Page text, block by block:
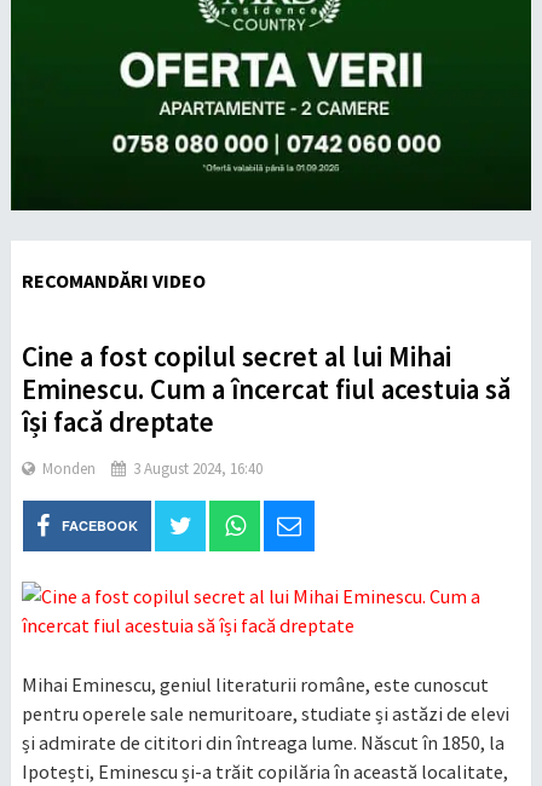
RECOMANDĂRI VIDEO
Cine a fost copilul secret al lui Mihai
Eminescu. Cum a încercat fiul acestuia să
își facă dreptate
Monden 3 August 2024, 16:40
FACEBOOK
Mihai Eminescu, geniul literaturii române, este cunoscut
pentru operele sale nemuritoare, studiate și astăzi de elevi
și admirate de cititori din întreaga lume. Născut în 1850, la
Ipotești, Eminescu și-a trăit copilăria în această localitate,